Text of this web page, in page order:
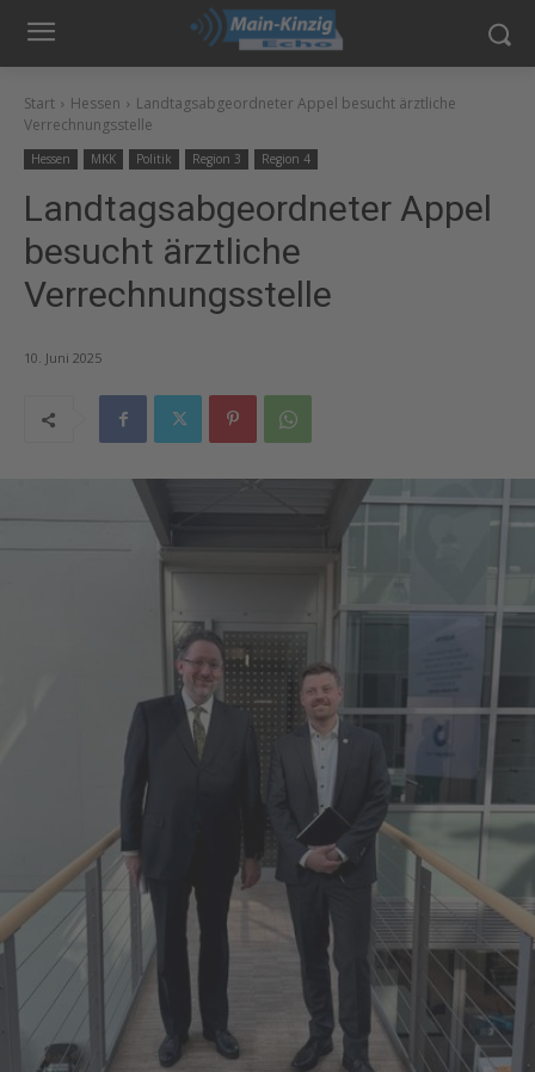
Start Hessen
Landtagsabgeordneter Appel besucht ärztliche
Verrechnungsstelle
Hessen MKK Politik Region 3 Region 4
Landtagsabgeordneter Appel
besucht ärztliche
Verrechnungsstelle
10. Juni 2025